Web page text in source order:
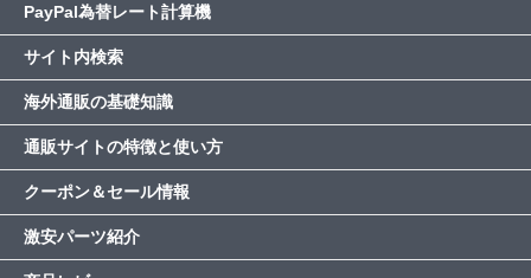
PayPal為替レート計算機
サイト内検索
海外通販の基礎知識
通販サイトの特徴と使い方
クーポン＆セール情報
激安パーツ紹介